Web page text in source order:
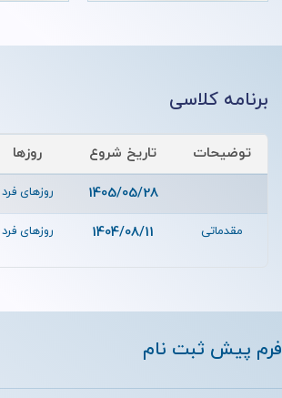
برنامه کلاسی
توضیحات تاریخ شروع روزها
1405/05/28 روزهای فرد
مقدماتی 1404/08/11 روزهای فرد
فرم پیش ثبت نام